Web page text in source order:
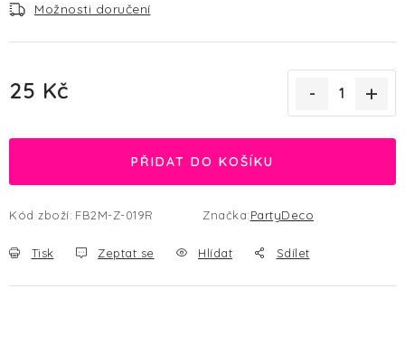
Možnosti doručení
25 Kč
PŘIDAT DO KOŠÍKU
Kód zboží: FB2M-Z-019R Značka:PartyDeco
Tisk Zeptat se Hlídat Sdílet